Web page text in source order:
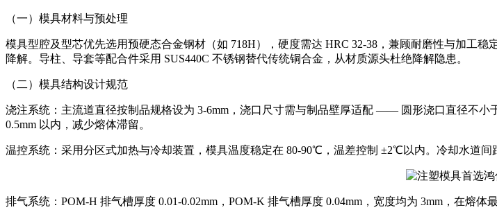
（一）模具材料与预处理
模具型腔及型芯优先选用预硬态合金钢材（如 718H），硬度需达 HRC 32-38，兼顾耐磨性与加工
降解。导柱、导套等配合件采用 SUS440C 不锈钢替代传统铜合金，从材质源头杜绝降解隐患。
（二）模具结构设计规范
浇注系统：主流道直径按制品规格设为 3-6mm，浇口尺寸需与制品壁厚适配 —— 圆形浇口直径不小
0.5mm 以内，减少熔体滞留。
温控系统：采用分区式加热与冷却装置，模具温度稳定在 80-90℃，温差控制 ±2℃以内。冷却水道间
排气系统：POM-H 排气槽厚度 0.01-0.02mm，POM-K 排气槽厚度 0.04mm，宽度均为 3mm，在熔体